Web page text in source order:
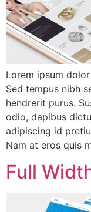
Lorem ipsum
Sed tempus nibh
hendrerit purus.
odio, dapibus
adipiscing id
Nam at eros quis
Full